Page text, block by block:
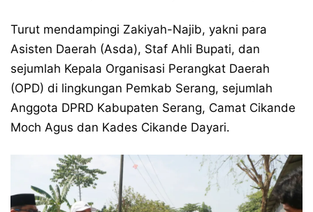
Turut mendampingi Zakiyah-Najib, yakni para
Asisten Daerah (Asda), Staf Ahli Bupati, dan
sejumlah Kepala Organisasi Perangkat Daerah
(OPD) di lingkungan Pemkab Serang, sejumlah
Anggota DPRD Kabupaten Serang, Camat Cikande
Moch Agus dan Kades Cikande Dayari.